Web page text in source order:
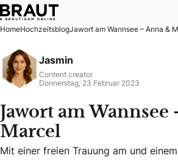
Jawort am Wannsee – Anna & Marcel
HomeHochzeitsblogJawort am Wannsee – Anna &
Jasmin
Content creator
Donnerstag, 23 Februar 2023
Jawort am
Marcel
Mit einer freien Trauung am und